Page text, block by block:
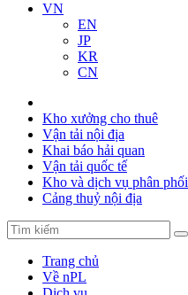
VN
EN
JP
KR
CN
Kho xưởng cho thuê
Vận tải nội địa
Khai báo hải quan
Vận tải quốc tế
Kho và dịch vụ phân phối
Cảng thuỷ nội địa
Trang chủ
Về nPL